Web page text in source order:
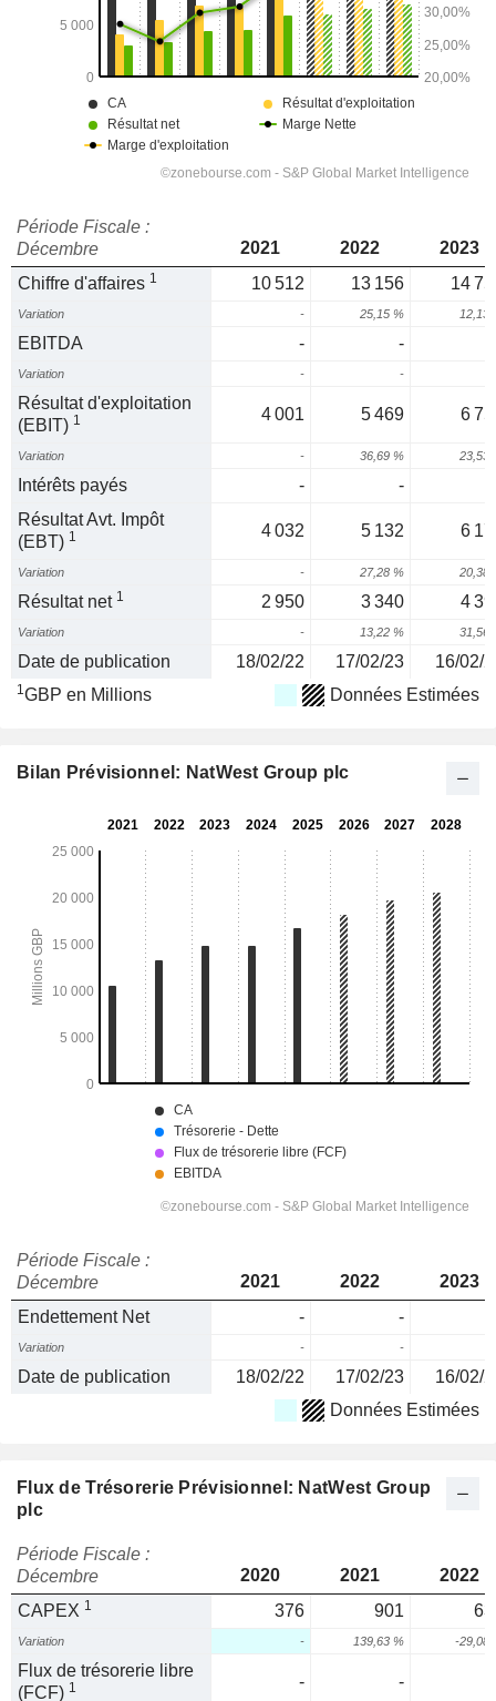
Période Fiscale :
Décembre
2021 2022
2023
Chiffre d'affaires 1 10 512 13 156 14
Variation - 25,15 % 12,13
EBITDA - -
Variation - -
Résultat d'exploitation
(EBIT) 1 4 001 5 469 6
Variation - 36,69 % 23,53
Intérêts payés -
-
Résultat Avt. Impôt
(EBT) 1 4 032 5 132 6
Variation - 27,28 % 20,38
Résultat net 1 2 950 3 340 4
Variation - 13,22 % 31,56
Date de publication 18/02/22 17/02/23 16/02/
1GBP en Millions Données Estimées
Bilan Prévisionnel: NatWest Group plc
Période Fiscale :
Décembre
2021 2022
2023
Endettement Net
- -
Variation - -
Date de publication 18/02/22 17/02/23
16/02/
Données Estimées
Flux de Trésorerie Prévisionnel: NatWest Group
plc
Période Fiscale :
Décembre
2020 2021
2022
CAPEX 1 376 901
Variation - 139,63 % -29,08
Flux de trésorerie libre
(FCF) 1 - -